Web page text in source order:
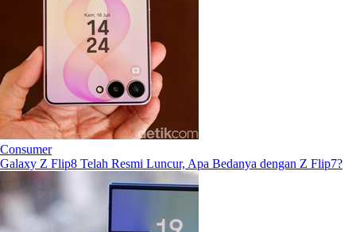
Consumer
Galaxy Z Flip8 Telah Resmi Luncur, Apa Bedanya dengan Z Flip7?